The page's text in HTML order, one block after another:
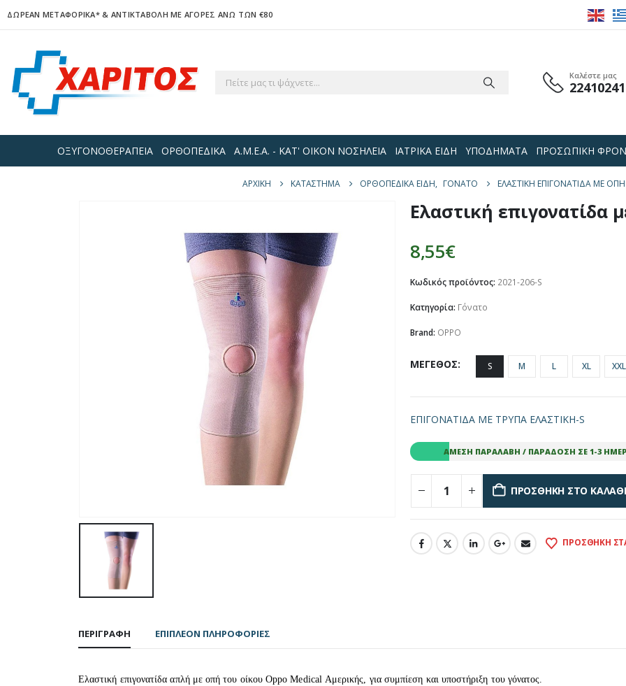
ΔΩΡΕΑΝ ΜΕΤΑΦΟΡΙΚΑ*& ΑΝΤΙΚΤΑΒΟΛΗ ΜΕ ΑΓΟΡΕΣ ΑΝΩ ΤΩΝ €80
Καλέστε μας
ΟΞΥΓΟΝΟΘΕΡΑΠΕΙΑ ΟΡΘΟΠΕΔΙΚΑ Α.Μ.Ε.Α. - ΚΑΤ' ΟΙΚΟΝ ΝΟΣΗΛΕΙΑ ΙΑΤΡΙΚΑ ΕΙΔΗ ΥΠΟΔΗΜΑΤΑ ΠΡΟΣΩΠΙΚΗ
ΑΡΧΙΚΉ ΚΑΤΆΣΤΗΜΑ ΟΡΘΟΠΕΔΙΚΑ ΕΙΔΗ, ΓΌΝΑΤΟ ΕΛΑΣΤΙΚΉ ΕΠΙΓΟΝΑΤΊΔΑ ΜΕ
Ελαστική επιγονατίδα
8,55€
Κωδικός προϊόντος: 2021-206-S
Κατηγορία: Γόνατο
Brand: OPPO
ΜΕΓΕΘΟΣ S M L XL XXL
ΕΠΙΓΟΝΑΤΙΔΑ ΜΕ ΤΡΥΠΑ ΕΛΑΣΤΙΚΗ-S
ΆΜΕΣΗ ΠΑΡΑΛΑΒΉ / ΠΑΡΆΔΟΣΗ ΣΕ 1-3
ΠΡΟΣΘΉΚΗ ΣΤΟ ΚΑΛΆΘΙ
ΠΡΟΣΘΉΚΗ
ΠΕΡΙΓΡΑΦΉ ΕΠΙΠΛΈΟΝ ΠΛΗΡΟΦΟΡΊΕΣ
Ελαστική επιγονατίδα απλή με οπή του οίκου Oppo Medical Αμερικής, για συμπίεση και υποστήριξη του γόνατος.